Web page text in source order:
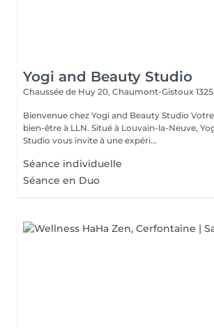
Yogi and Beauty Studio
Chaussée de Huy 20, Chaumont-Gistoux 1325
Bienvenue chez Yogi and Beauty Studio Votre sanctuaire de
bien-être à LLN. Situé à Louvain-la-Neuve, Yogi and Beauty
Studio vous invite à une expéri...
Séance individuelle
Séance en Duo